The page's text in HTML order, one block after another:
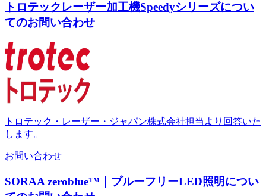
トロテックレーザー加工機Speedyシリーズについ
てのお問い合わせ
トロテック・レーザー・ジャパン株式会社担当より回答いた
します。
お問い合わせ
SORAA zeroblue™｜ブルーフリーLED照明につい